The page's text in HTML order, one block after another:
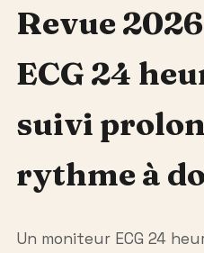
Revue
ECG 24
suivi
rythme à
Un moniteur ECG 24